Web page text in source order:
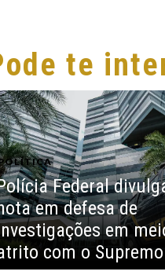
te
Federal
em defesa de
em
com o Supremo